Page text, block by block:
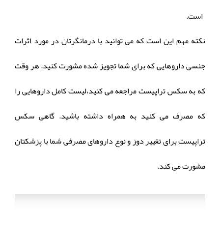
است.
نکته مهم این است که می توانید با درمانگرتان در مورد اثرات
جنسی داروهایی که برای شما تجویز شده مشورت کنید. هر وقت
که به سکس تراپیست مراجعه می کنید،لیست کامل داروهایی را
که مصرف می کنید به همراه داشته باشید. گاهی سکس
تراپیست برای تغییر دوز و نوع داروهای مصرفی شما با پزشکتان
مشورت می کند.